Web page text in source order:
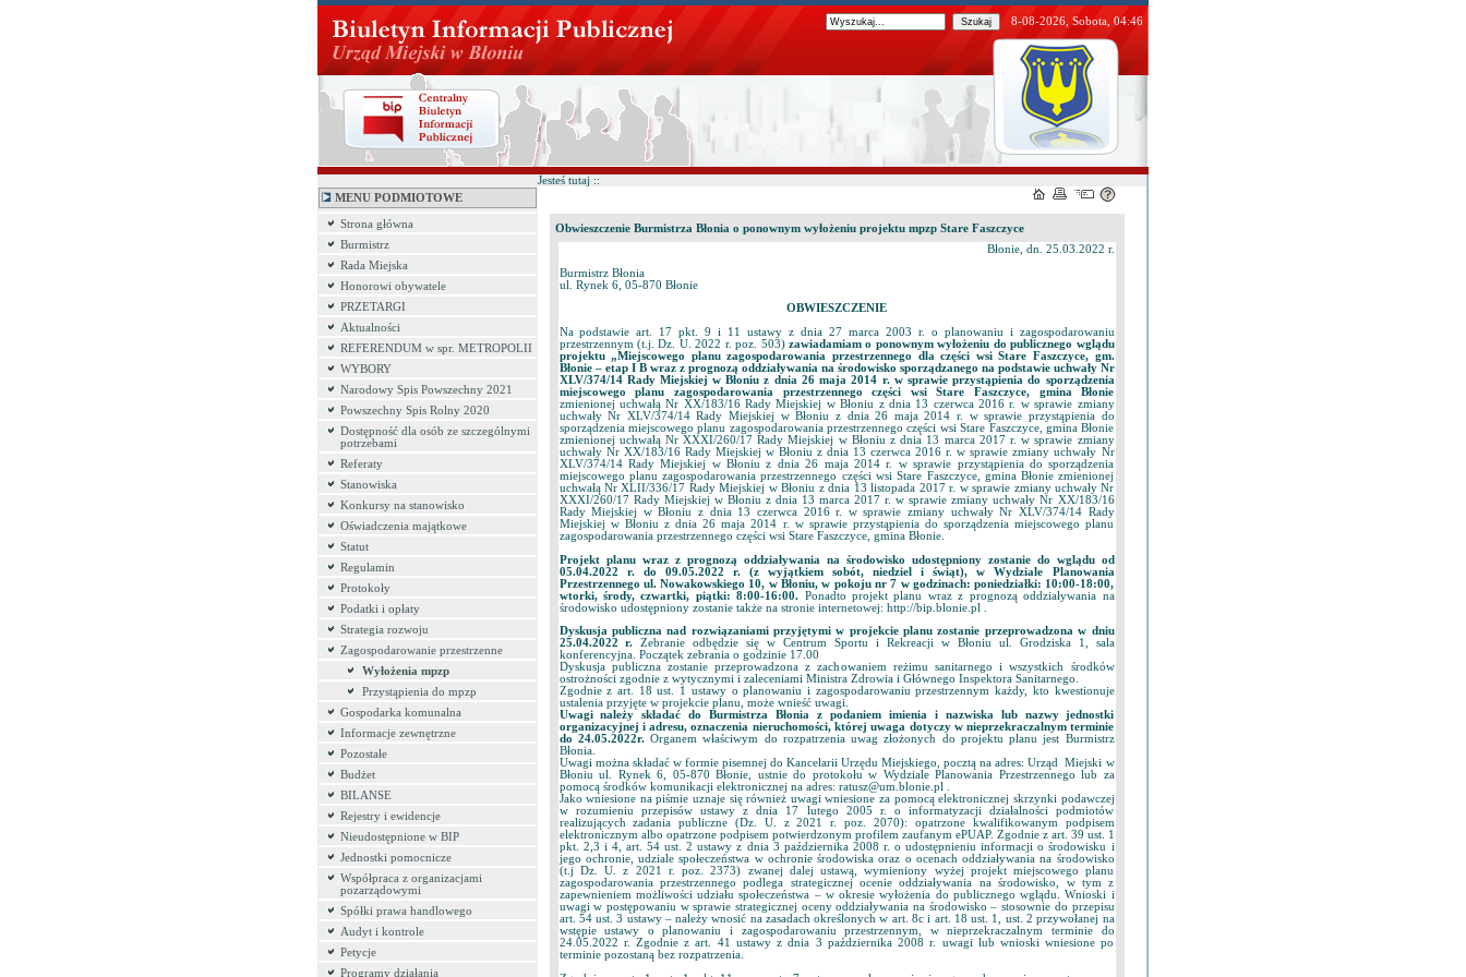
8-08-2026, Sobota, 04:46
MENU PODMIOTOWE
Strona główna
Burmistrz
Rada Miejska
Honorowi obywatele
PRZETARGI
Aktualności
REFERENDUM w spr. METROPOLII
WYBORY
Narodowy Spis Powszechny 2021
Powszechny Spis Rolny 2020
Dostępność dla osób ze szczególnymi
potrzebami
Referaty
Stanowiska
Konkursy na stanowisko
Oświadczenia majątkowe
Statut
Regulamin
Protokoły
Podatki i opłaty
Strategia rozwoju
Zagospodarowanie przestrzenne
Wyłożenia mpzp
Przystąpienia do mpzp
Gospodarka komunalna
Informacje zewnętrzne
Pozostałe
Budżet
BILANSE
Rejestry i ewidencje
Nieudostępnione w BIP
Jednostki pomocnicze
Współpraca z organizacjami
pozarządowymi
Spółki prawa handlowego
Audyt i kontrole
Petycje
Programy działania
Jesteś tutaj ::
Obwieszczenie Burmistrza Błonia o ponownym wyłożeniu projektu mpzp Stare Faszczyce
Błonie, dn. 25.03.2022 r.
Burmistrz Błonia
ul. Rynek 6, 05-870 Błonie
OBWIESZCZENIE
Na podstawie art. 17 pkt. 9 i 11 ustawy z dnia 27 marca 2003 r. o planowaniu i zagospodarowaniu
przestrzennym (t.j. Dz. U. 2022 r. poz. 503) zawiadamiam o ponownym wyłożeniu do publicznego wglądu
projektu „Miejscowego planu zagospodarowania przestrzennego dla części wsi Stare Faszczyce, gm.
Błonie – etap I B wraz z prognozą oddziaływania na środowisko sporządzanego na podstawie uchwały Nr
XLV/374/14 Rady Miejskiej w Błoniu z dnia 26 maja 2014 r. w sprawie przystąpienia do sporządzenia
miejscowego planu zagospodarowania przestrzennego części wsi Stare Faszczyce, gmina Błonie
zmienionej uchwałą Nr XX/183/16 Rady Miejskiej w Błoniu z dnia 13 czerwca 2016 r. w sprawie zmiany
uchwały Nr XLV/374/14 Rady Miejskiej w Błoniu z dnia 26 maja 2014 r. w sprawie przystąpienia do
sporządzenia miejscowego planu zagospodarowania przestrzennego części wsi Stare Faszczyce, gmina Błonie
zmienionej uchwałą Nr XXXI/260/17 Rady Miejskiej w Błoniu z dnia 13 marca 2017 r. w sprawie zmiany
uchwały Nr XX/183/16 Rady Miejskiej w Błoniu z dnia 13 czerwca 2016 r. w sprawie zmiany uchwały Nr
XLV/374/14 Rady Miejskiej w Błoniu z dnia 26 maja 2014 r. w sprawie przystąpienia do sporządzenia
miejscowego planu zagospodarowania przestrzennego części wsi Stare Faszczyce, gmina Błonie zmienionej
uchwałą Nr XLII/336/17 Rady Miejskiej w Błoniu z dnia 13 listopada 2017 r. w sprawie zmiany uchwały Nr
XXXI/260/17 Rady Miejskiej w Błoniu z dnia 13 marca 2017 r. w sprawie zmiany uchwały Nr XX/183/16
Rady Miejskiej w Błoniu z dnia 13 czerwca 2016 r. w sprawie zmiany uchwały Nr XLV/374/14 Rady
Miejskiej w Błoniu z dnia 26 maja 2014 r. w sprawie przystąpienia do sporządzenia miejscowego planu
zagospodarowania przestrzennego części wsi Stare Faszczyce, gmina Błonie.
Projekt planu wraz z prognozą oddziaływania na środowisko udostępniony zostanie do wglądu od
05.04.2022 r. do 09.05.2022 r. (z wyjątkiem sobót, niedziel i świąt), w Wydziale Planowania
Przestrzennego ul. Nowakowskiego 10, w Błoniu, w pokoju nr 7 w godzinach: poniedziałki: 10:00-18:00,
wtorki, środy, czwartki, piątki: 8:00-16:00. Ponadto projekt planu wraz z prognozą oddziaływania na
środowisko udostępniony zostanie także na stronie internetowej: http://bip.blonie.pl .
Dyskusja publiczna nad rozwiązaniami przyjętymi w projekcie planu zostanie przeprowadzona w dniu
25.04.2022 r. Zebranie odbędzie się w Centrum Sportu i Rekreacji w Błoniu ul. Grodziska 1, sala
konferencyjna. Początek zebrania o godzinie 17.00
Dyskusja publiczna zostanie przeprowadzona z zachowaniem reżimu sanitarnego i wszystkich środków
ostrożności zgodnie z wytycznymi i zaleceniami Ministra Zdrowia i Głównego Inspektora Sanitarnego.
Zgodnie z art. 18 ust. 1 ustawy o planowaniu i zagospodarowaniu przestrzennym każdy, kto kwestionuje
ustalenia przyjęte w projekcie planu, może wnieść uwagi.
Uwagi należy składać do Burmistrza Błonia z podaniem imienia i nazwiska lub nazwy jednostki
organizacyjnej i adresu, oznaczenia nieruchomości, której uwaga dotyczy w nieprzekraczalnym terminie
do 24.05.2022r.Organem właściwym do rozpatrzenia uwag złożonych do projektu planu jest Burmistrz
Błonia.
Uwagi można składać w formie pisemnej do Kancelarii Urzędu Miejskiego, pocztą na adres: Urząd Miejski w
Błoniu ul. Rynek 6, 05-870 Błonie, ustnie do protokołu w Wydziale Planowania Przestrzennego lub za
pomocą środków komunikacji elektronicznej na adres: ratusz@um.blonie.pl .
Jako wniesione na piśmie uznaje się również uwagi wniesione za pomocą elektronicznej skrzynki podawczej
w rozumieniu przepisów ustawy z dnia 17 lutego 2005 r. o informatyzacji działalności podmiotów
realizujących zadania publiczne (Dz. U. z 2021 r. poz. 2070): opatrzone kwalifikowanym podpisem
elektronicznym albo opatrzone podpisem potwierdzonym profilem zaufanym ePUAP. Zgodnie z art. 39 ust. 1
pkt. 2,3 i 4, art. 54 ust. 2 ustawy z dnia 3 października 2008 r. o udostępnieniu informacji o środowisku i
jego ochronie, udziale społeczeństwa w ochronie środowiska oraz o ocenach oddziaływania na środowisko
(t.j Dz. U. z 2021 r. poz. 2373) zwanej dalej ustawą, wymieniony wyżej projekt miejscowego planu
zagospodarowania przestrzennego podlega strategicznej ocenie oddziaływania na środowisko, w tym z
zapewnieniem możliwości udziału społeczeństwa – w okresie wyłożenia do publicznego wglądu. Wnioski i
uwagi w postępowaniu w sprawie strategicznej oceny oddziaływania na środowisko – stosownie do przepisu
art. 54 ust. 3 ustawy – należy wnosić na zasadach określonych w art. 8c i art. 18 ust. 1, ust. 2 przywołanej na
wstępie ustawy o planowaniu i zagospodarowaniu przestrzennym, w nieprzekraczalnym terminie do
24.05.2022 r. Zgodnie z art. 41 ustawy z dnia 3 października 2008 r. uwagi lub wnioski wniesione po
terminie pozostaną bez rozpatrzenia.